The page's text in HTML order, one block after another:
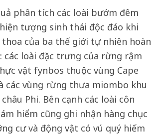
phân tích các loài bướm đêm
tượng sinh thái độc đáo khi
thoa của ba thế giới tự nhiên hoàn
các loài đặc trưng của rừng rậm
vật fynbos thuộc vùng Cape
các vùng rừng thưa miombo khu
Phi. Bên cạnh các loài côn
hiểm cũng ghi nhận hàng chục
cư và động vật có vú quý hiếm